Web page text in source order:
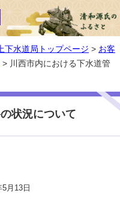
下水道局トップページ > お客
> 川西市内における下水道管
状況について
月13日